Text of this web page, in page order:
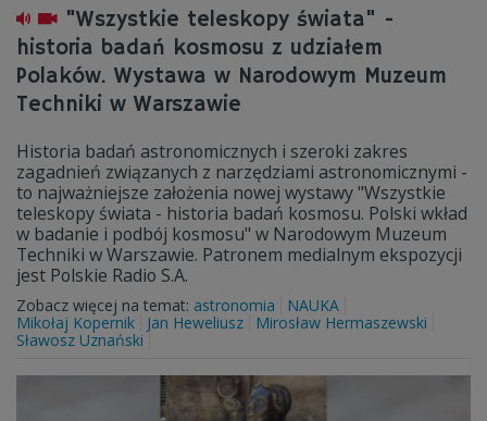
"Wszystkie teleskopy świata" -
historia badań kosmosu z udziałem
Polaków. Wystawa w Narodowym Muzeum
Techniki w Warszawie
Historia badań astronomicznych i szeroki zakres
zagadnień związanych z narzędziami astronomicznymi -
to najważniejsze założenia nowej wystawy "Wszystkie
teleskopy świata - historia badań kosmosu. Polski wkład
w badanie i podbój kosmosu" w Narodowym Muzeum
Techniki w Warszawie. Patronem medialnym ekspozycji
jest Polskie Radio S.A.
Zobacz więcej na temat: astronomia
NAUKA
Mikołaj Kopernik
Jan Heweliusz
Mirosław Hermaszewski
Sławosz Uznański